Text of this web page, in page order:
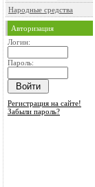
Народные средства
Авторизация
Логин:
Пароль:
Регистрация на сайте!
Забыли пароль?